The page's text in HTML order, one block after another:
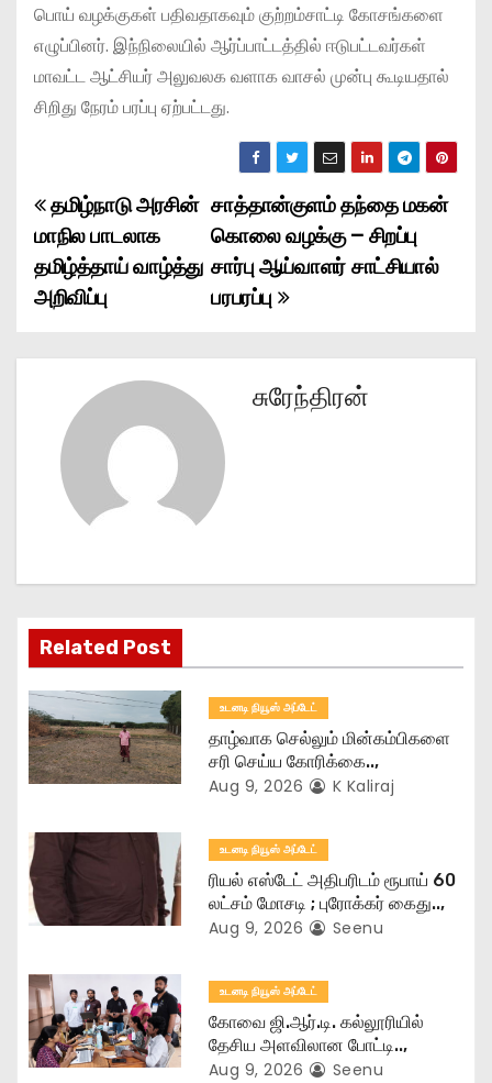
பொய் வழக்குகள் பதிவதாகவும் குற்றம்சாட்டி கோசங்களை
எழுப்பினர். இந்நிலையில் ஆர்ப்பாட்டத்தில் ஈடுபட்டவர்கள்
மாவட்ட ஆட்சியர் அலுவலக வளாக வாசல் முன்பு கூடியதால்
சிறிது நேரம் பரப்பு ஏற்பட்டது.
P
o
s
t
g
a
t
i
o
சாத்தான்குளம் தந்தை மகன்
கொலை வழக்கு – சிறப்பு
சார்பு ஆய்வாளர் சாட்சியால்
பரபரப்பு
தமிழ்நாடு அரசின்
மாநில பாடலாக
தமிழ்த்தாய் வாழ்த்து
அறிவிப்பு
சுரேந்திரன்
Related Post
உடனடி நியூஸ் அப்டேட்
தாழ்வாக செல்லும் மின்கம்பிகளை
சரி செய்ய கோரிக்கை..,
Aug 9, 2026 K Kaliraj
உடனடி நியூஸ் அப்டேட்
ரியல் எஸ்டேட் அதிபரிடம் ரூபாய் 60
லட்சம் மோசடி ; புரோக்கர் கைது..,
Aug 9, 2026 Seenu
உடனடி நியூஸ் அப்டேட்
கோவை ஜி.ஆர்.டி. கல்லூரியில்
தேசிய அளவிலான போட்டி..,
Aug 9, 2026 Seenu